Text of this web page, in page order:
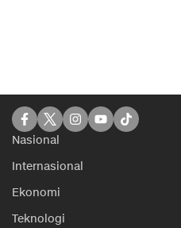
Nasional
Internasional
Ekonomi
Teknologi